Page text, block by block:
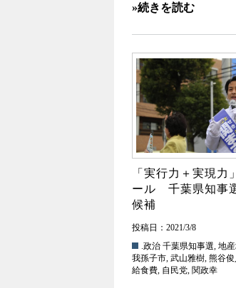
»続きを読む
「実行力＋実現力
ール 千葉県知事
候補
投稿日：2021/3/8
.政治 千葉県知事選, 地
我孫子市, 武山雅樹, 熊谷俊
給食費, 自民党, 関政幸